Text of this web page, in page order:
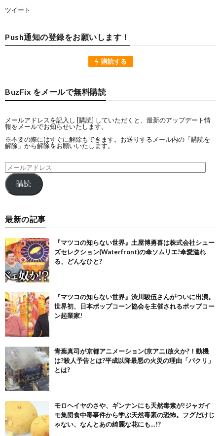
ツイート
Push通知の登録をお願いします！
購読する
BuzFix をメールで無料購読
メールアドレスを記入し [購読] していただくと、最新のアップデート情
報をメールでお知らせいたします。
※不要の際にはすぐに解除もできます。お送りするメール内の「購読を
解除」から解除をお願いいたします。
購読
最新の記事
『マツコの知らない世界』土屋博勇喜は株式会社シュー
ズセレクション(Waterfront)の傘ソムリエ!傘愛溢れ
る、どんなひと?
『マツコの知らない世界』渋川駿伍さんがついに出演。
世界初、日本ポップコーン協会を主催されるポップコー
ン起業家!
青葉真司が京都アニメーション(京アニ)放火か?！動機
は?殺人予告とは?平成以降最悪の火災の理由「パクリ」
とは?
モロヘイヤのさや、ギンナンにも天然毒素が!ジャガイ
モ集団食中毒事件から学ぶ天然毒素の恐怖。フグだけじ
ゃない、なんとあの綺麗な花にも…!?